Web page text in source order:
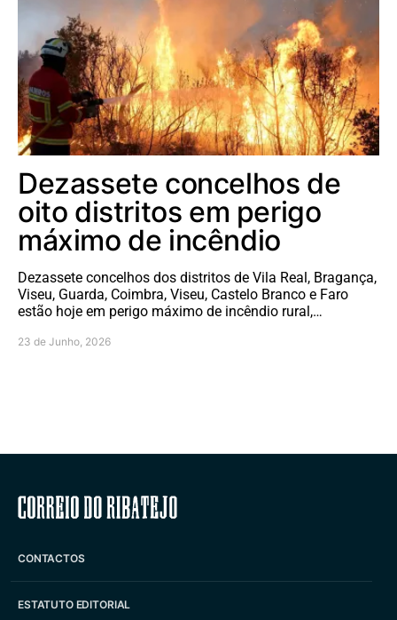
Dezassete concelhos de
oito distritos em perigo
máximo de incêndio
Dezassete concelhos dos distritos de Vila Real, Bragança,
Viseu, Guarda, Coimbra, Viseu, Castelo Branco e Faro
estão hoje em perigo máximo de incêndio rural,…
23 de Junho, 2026
Correio do Ribatejo
CONTACTOS
ESTATUTO EDITORIAL